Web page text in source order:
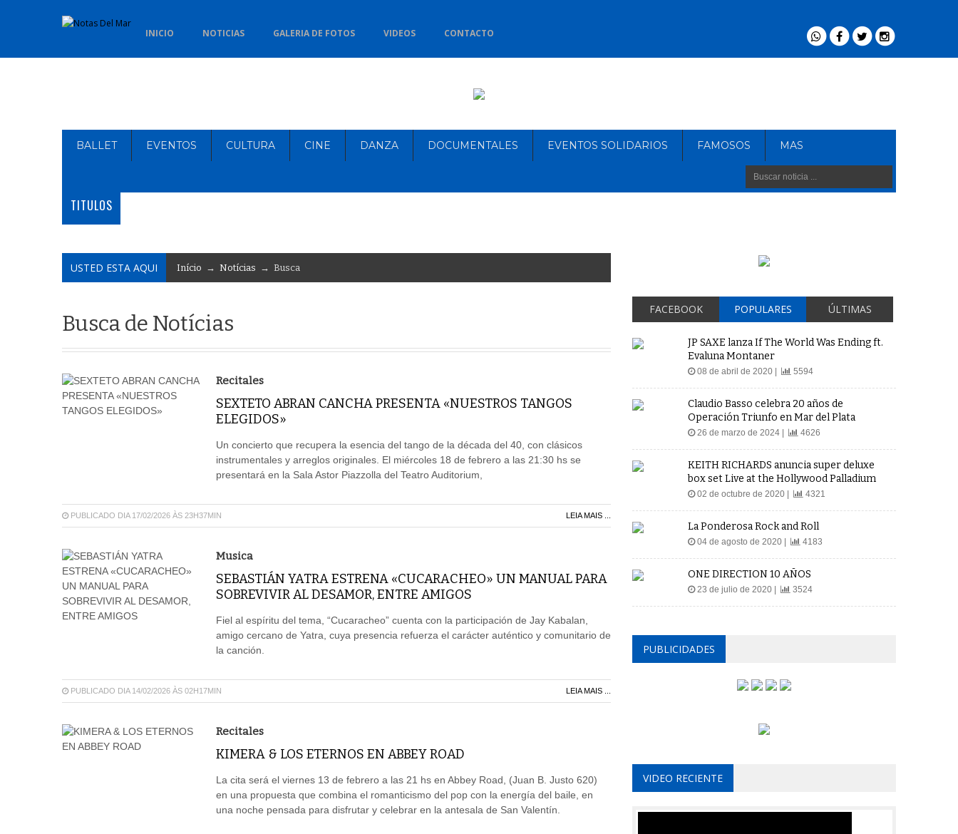
INICIO NOTICIAS GALERIA DE FOTOS VIDEOS CONTACTO
BALLET EVENTOS CULTURA CINE DANZA DOCUMENTALES EVENTOS SOLIDARIOS FAMOSOS MAS
TITULOS
USTED ESTA AQUI Início → Notícias → Busca
Busca de Notícias
Recitales
SEXTETO ABRAN CANCHA PRESENTA «NUESTROS TANGOS
ELEGIDOS»
Un concierto que recupera la esencia del tango de la década del 40, con clásicos
instrumentales y arreglos originales. El miércoles 18 de febrero a las 21:30 hs se
presentará en la Sala Astor Piazzolla del Teatro Auditorium,
PUBLICADO DIA 17/02/2026 ÀS 23H37MIN LEIA MAIS ...
Musica
SEBASTIÁN YATRA ESTRENA «CUCARACHEO» UN MANUAL PARA
SOBREVIVIR AL DESAMOR, ENTRE AMIGOS
Fiel al espíritu del tema, “Cucaracheo” cuenta con la participación de Jay Kabalan,
amigo cercano de Yatra, cuya presencia refuerza el carácter auténtico y comunitario de
la canción.
PUBLICADO DIA 14/02/2026 ÀS 02H17MIN LEIA MAIS ...
Recitales
KIMERA & LOS ETERNOS EN ABBEY ROAD
La cita será el viernes 13 de febrero a las 21 hs en Abbey Road, (Juan B. Justo 620)
en una propuesta que combina el romanticismo del pop con la energía del baile, en
una noche pensada para disfrutar y celebrar en la antesala de San Valentín.
FACEBOOK POPULARES ÚLTIMAS
JP SAXE lanza If The World Was Ending ft.
Evaluna Montaner
08 de abril de 2020 | 5594
Claudio Basso celebra 20 años de
Operación Triunfo en Mar del Plata
26 de marzo de 2024 | 4626
KEITH RICHARDS anuncia super deluxe
box set Live at the Hollywood Palladium
02 de octubre de 2020 | 4321
La Ponderosa Rock and Roll
04 de agosto de 2020 | 4183
ONE DIRECTION 10 AÑOS
23 de julio de 2020 | 3524
PUBLICIDADES
VIDEO RECIENTE